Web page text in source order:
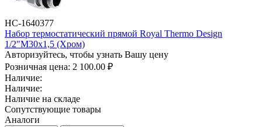
НС-1640377
Набор термостатический прямой Royal Thermo Design
1/2"М30х1,5 (Хром)
Авторизуйтесь, чтобы узнать Вашу цену
Розничная цена: 2 100.00 ₽
Наличие:
Наличие:
Наличие на складе
Сопутствующие товары
Аналоги